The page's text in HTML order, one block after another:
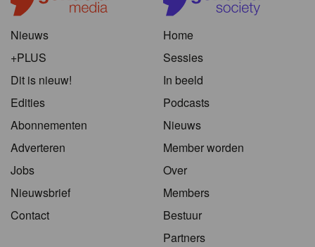
Nieuws
+PLUS
Dit is nieuw!
Edities
Abonnementen
Adverteren
Jobs
Nieuwsbrief
Contact
Home
Sessies
In beeld
Podcasts
Nieuws
Member worden
Over
Members
Bestuur
Partners